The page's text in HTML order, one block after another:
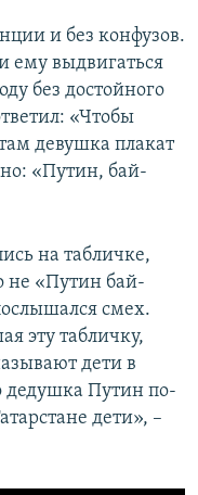
и без конфузов.
ему выдвигаться
без достойного
«Чтобы
девушка плакат
«Путин, бай-
на табличке,
не «Путин бай-
смех.
эту табличку,
дети в
дедушка Путин по-
дети», –